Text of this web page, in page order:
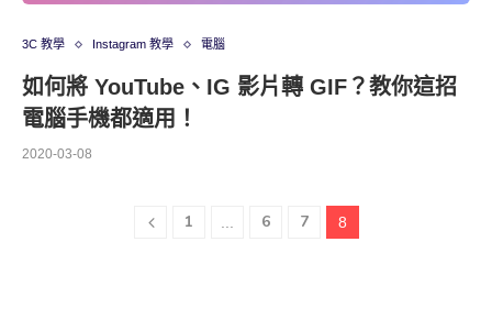
3C 教學 Instagram 教學 電腦
如何將 YouTube、IG 影片轉 GIF？教你這招
電腦手機都適用！
2020-03-08
1 6 7 8